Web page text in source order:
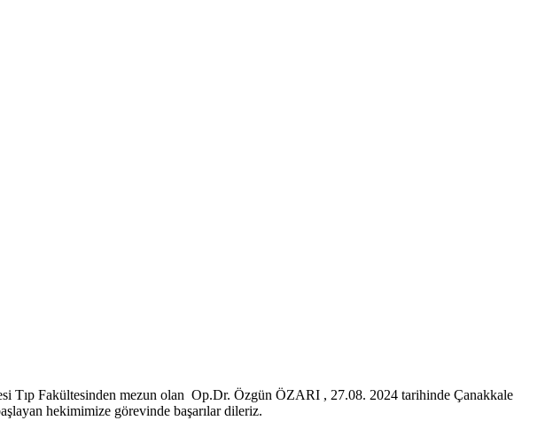
Tıp Fakültesinden mezun olan Op.Dr. Özgün ÖZARI , 27.08. 2024 tarihinde Çanakkale
hekimimize görevinde başarılar dileriz.